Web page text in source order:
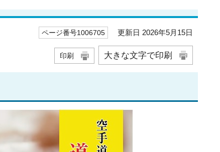
ページ番号1006705 更新日 2026年5月15日
印刷 大きな文字で印刷